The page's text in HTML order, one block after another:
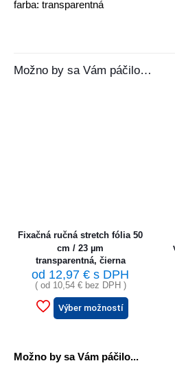
farba: transparentná
Možno by sa Vám páčilo…
Fixačná ručná stretch fólia 50
cm / 23 µm
transparentná, čierna
od 12,97 € s DPH
( od 10,54 €bez DPH )
Výber možností
Možno by sa Vám páčilo...